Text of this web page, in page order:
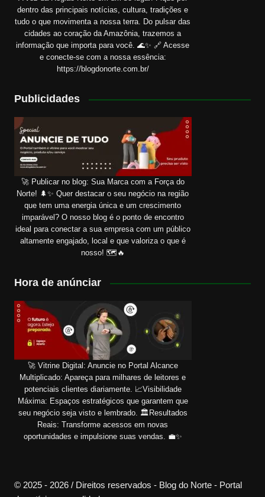
dentro das principais notícias, cultura, tradições e
tudo o que movimenta a nossa terra. Do pulsar das
cidades ao coração da Amazônia, trazemos a
informação que importa para você. 🌊✨ 🔗 Acesse
e conecte-se com a nossa essência:
https://blogdonorte.com.br/
Publicidades
🚀 Publicar no blog: Sua Marca com a Força do
Norte! 🌲✨ Quer destacar o seu negócio na região
que tem uma energia única e um crescimento
imparável? O nosso blog é o ponto de encontro
ideal para conectar a sua empresa com um público
altamente engajado, local e que valoriza o que é
nosso! 🗺️🔥
Hora de anúnciar
🚀 Vitrine Digital: Anuncie no Portal Alcance
Multiplicado: Apareça para milhares de leitores e
potenciais clientes diariamente. 📈Visibilidade
Máxima: Espaços estratégicos que garantem que
seu negócio seja visto e lembrado. 🏛️Resultados
Reais: Transforme acessos em novas
oportunidades e impulsione suas vendas. 💼✨
© 2025 - 2026 / Direitos reservados - Blog do Norte - Portal